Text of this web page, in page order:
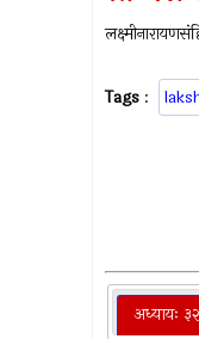
Tags :
अध्यायः ३२